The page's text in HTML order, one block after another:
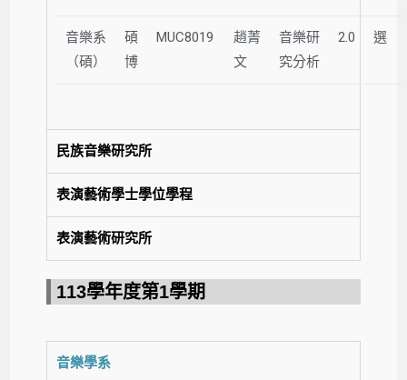
音樂系
（碩）
碩
博
MUC8019
趙菁
文
音樂研
究分析
2.0 選
民族音樂研究所
表演藝術學士學位學程
表演藝術研究所
113學年度第1學期​
音樂學系